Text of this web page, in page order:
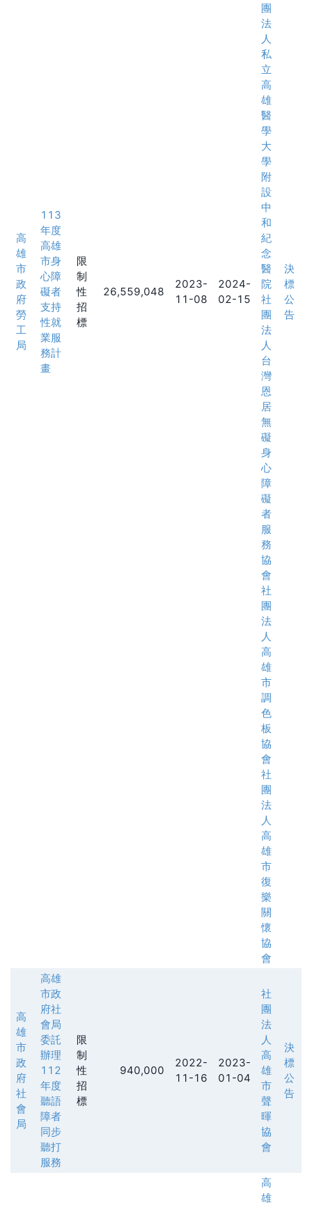
高
雄
市
政
府
勞
工
局
113
年度
高雄
市身
心障
礙者
支持
性就
業服
務計
畫
限
制
性
招
標
26,559,048
2023-
11-08
2024-
02-15
團
法
人
私
立
高
雄
醫
學
大
學
附
設
中
和
紀
念
醫
院
社
團
法
人
台
灣
恩
居
無
礙
身
心
障
礙
者
服
務
協
會
社
團
法
人
高
雄
市
調
色
板
協
會
社
團
法
人
高
雄
市
復
樂
關
懷
協
會
決
標
公
告
高
雄
市
政
府
社
會
局
高雄
市政
府社
會局
委託
辦理
112
年度
聽語
障者
同步
聽打
服務
限
制
性
招
標
940,000
2022-
11-16
2023-
01-04
社
團
法
人
高
雄
市
聲
暉
協
會
決
標
公
告
高
雄